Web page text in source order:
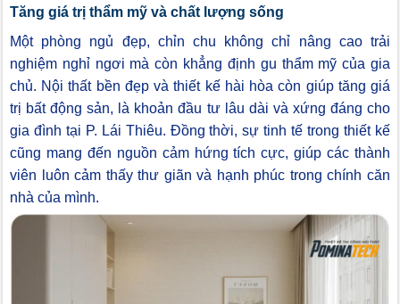
Tăng giá trị thẩm mỹ và chất lượng sống
Một phòng ngủ đẹp, chỉn chu không chỉ nâng cao trải
nghiệm nghỉ ngơi mà còn khẳng định gu thẩm mỹ của gia
chủ. Nội thất bền đẹp và thiết kế hài hòa còn giúp tăng giá
trị bất động sản, là khoản đầu tư lâu dài và xứng đáng cho
gia đình tại P. Lái Thiêu. Đồng thời, sự tinh tế trong thiết kế
cũng mang đến nguồn cảm hứng tích cực, giúp các thành
viên luôn cảm thấy thư giãn và hạnh phúc trong chính căn
nhà của mình.